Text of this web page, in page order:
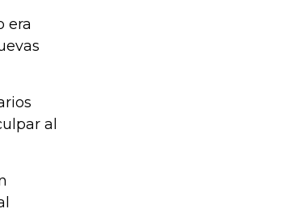
era
al